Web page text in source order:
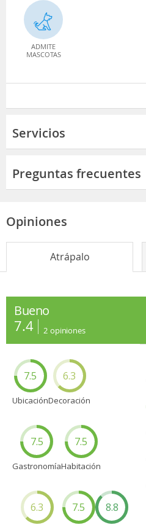
ADMITE
MASCOTAS
Servicios
Preguntas frecuentes
Opiniones
Atrápalo
Bueno
7.4 2 opiniones
7.5
Ubicación
6.3
Decoración
7.5
Gastronomía
7.5
Habitación
6.3 7.5 8.8